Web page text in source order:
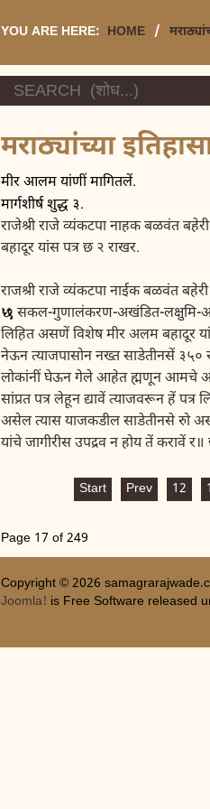
YOU ARE HERE: HOME /
मराठ्यांच्या
मीर आलम यांणीं मागितलें.
मार्गशीर्ष शुद्ध ३.
राजेश्री राजे व्यंकटपा नाहक बळवंत बहेरी
बहादूर यांस पत्र छ २ राखर.
राजश्री राजे व्यंकटपा नाईक बळवंत
सकल-गुणालंकरण-अखंडित-लक्षुमि-
लिहित असणें विशेष मीर अलम बहादूर
नेऊन त्याजपासोन नख्त साडेतीनसें ३५०
लोकांनीं घेऊन गेले आहेत ह्मणून आमचे
सांप्रत पत्र लेहून द्यावें त्याजवरून हें
असेल त्यास याजकडील साडेतीनसे रुो
यांचे जागीरीस उपद्रव न होय तें करावें
Start Prev 12
Page 17 of 249
Copyright © 2026
Joomla! is Free Software released